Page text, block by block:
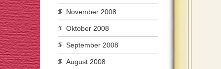
November 2008
Oktober 2008
September 2008
August 2008